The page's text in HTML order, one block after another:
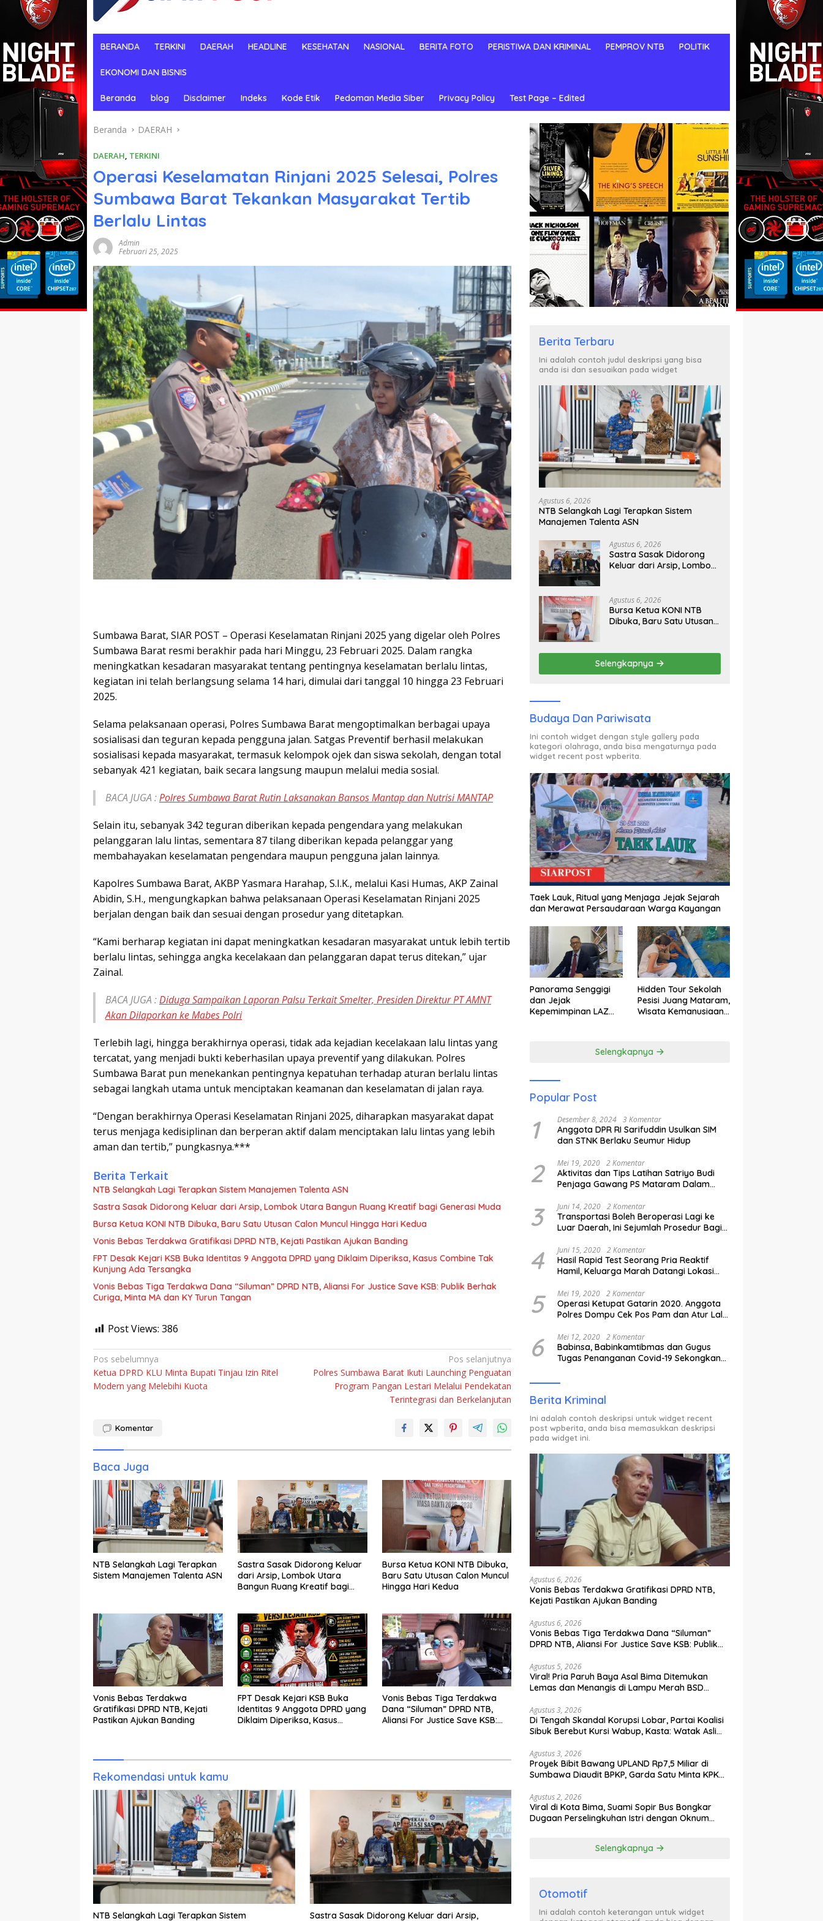
BERANDA TERKINI DAERAH HEADLINE KESEHATAN NASIONAL BERITA FOTO PERISTIWA DAN KRIMINAL PEMPROV NTB POLITIK
EKONOMI DAN BISNIS
Beranda blog Disclaimer Indeks Kode Etik Pedoman Media Siber Privacy Policy Test Page – Edited
Beranda DAERAH
DAERAH, TERKINI
Operasi Keselamatan Rinjani 2025 Selesai, Polres
Sumbawa Barat Tekankan Masyarakat Tertib
Berlalu Lintas
Admin
Februari 25, 2025
Sumbawa Barat, SIAR POST – Operasi Keselamatan Rinjani 2025 yang digelar oleh Polres
Sumbawa Barat resmi berakhir pada hari Minggu, 23 Februari 2025. Dalam rangka
meningkatkan kesadaran masyarakat tentang pentingnya keselamatan berlalu lintas,
kegiatan ini telah berlangsung selama 14 hari, dimulai dari tanggal 10 hingga 23 Februari
2025.
Selama pelaksanaan operasi, Polres Sumbawa Barat mengoptimalkan berbagai upaya
sosialisasi dan teguran kepada pengguna jalan. Satgas Preventif berhasil melakukan
sosialisasi kepada masyarakat, termasuk kelompok ojek dan siswa sekolah, dengan total
sebanyak 421 kegiatan, baik secara langsung maupun melalui media sosial.
BACA JUGA :Polres Sumbawa Barat Rutin Laksanakan Bansos Mantap dan Nutrisi MANTAP
Selain itu, sebanyak 342 teguran diberikan kepada pengendara yang melakukan
pelanggaran lalu lintas, sementara 87 tilang diberikan kepada pelanggar yang
membahayakan keselamatan pengendara maupun pengguna jalan lainnya.
Kapolres Sumbawa Barat, AKBP Yasmara Harahap, S.I.K., melalui Kasi Humas, AKP Zainal
Abidin, S.H., mengungkapkan bahwa pelaksanaan Operasi Keselamatan Rinjani 2025
berjalan dengan baik dan sesuai dengan prosedur yang ditetapkan.
“Kami berharap kegiatan ini dapat meningkatkan kesadaran masyarakat untuk lebih tertib
berlalu lintas, sehingga angka kecelakaan dan pelanggaran dapat terus ditekan,” ujar
Zainal.
BACA JUGA :Diduga Sampaikan Laporan Palsu Terkait Smelter, Presiden Direktur PT AMNT
Akan Dilaporkan ke Mabes Polri
Terlebih lagi, hingga berakhirnya operasi, tidak ada kejadian kecelakaan lalu lintas yang
tercatat, yang menjadi bukti keberhasilan upaya preventif yang dilakukan. Polres
Sumbawa Barat pun menekankan pentingnya kepatuhan terhadap aturan berlalu lintas
sebagai langkah utama untuk menciptakan keamanan dan keselamatan di jalan raya.
“Dengan berakhirnya Operasi Keselamatan Rinjani 2025, diharapkan masyarakat dapat
terus menjaga kedisiplinan dan berperan aktif dalam menciptakan lalu lintas yang lebih
aman dan tertib,” pungkasnya.***
Berita Terkait
NTB Selangkah Lagi Terapkan Sistem Manajemen Talenta ASN
Sastra Sasak Didorong Keluar dari Arsip, Lombok Utara Bangun Ruang Kreatif bagi Generasi Muda
Bursa Ketua KONI NTB Dibuka, Baru Satu Utusan Calon Muncul Hingga Hari Kedua
Vonis Bebas Terdakwa Gratifikasi DPRD NTB, Kejati Pastikan Ajukan Banding
FPT Desak Kejari KSB Buka Identitas 9 Anggota DPRD yang Diklaim Diperiksa, Kasus Combine Tak
Kunjung Ada Tersangka
Vonis Bebas Tiga Terdakwa Dana “Siluman” DPRD NTB, Aliansi For Justice Save KSB: Publik Berhak
Curiga, Minta MA dan KY Turun Tangan
Post Views: 386
Navigasi
pos
Pos sebelumnya
Ketua DPRD KLU Minta Bupati Tinjau Izin Ritel
Modern yang Melebihi Kuota
Pos selanjutnya
Polres Sumbawa Barat Ikuti Launching Penguatan
Program Pangan Lestari Melalui Pendekatan
Terintegrasi dan Berkelanjutan
Komentar
Baca Juga
NTB Selangkah Lagi Terapkan
Sistem Manajemen Talenta ASN
Sastra Sasak Didorong Keluar
dari Arsip, Lombok Utara
Bangun Ruang Kreatif bagi
Bursa Ketua KONI NTB Dibuka,
Baru Satu Utusan Calon Muncul
Hingga Hari Kedua
Vonis Bebas Terdakwa
Gratifikasi DPRD NTB, Kejati
Pastikan Ajukan Banding
FPT Desak Kejari KSB Buka
Identitas 9 Anggota DPRD yang
Diklaim Diperiksa, Kasus
Vonis Bebas Tiga Terdakwa
Dana “Siluman” DPRD NTB,
Aliansi For Justice Save KSB:
Rekomendasi untuk kamu
NTB Selangkah Lagi Terapkan Sistem
Sastra Sasak Didorong Keluar dari Arsip,
Berita Terbaru
Ini adalah contoh judul deskripsi yang bisa
anda isi dan sesuaikan pada widget
Agustus 6, 2026
NTB Selangkah Lagi Terapkan Sistem
Manajemen Talenta ASN
Agustus 6, 2026
Sastra Sasak Didorong
Keluar dari Arsip, Lombok
Muda
Agustus 6, 2026
Bursa Ketua KONI NTB
Dibuka, Baru Satu Utusan
Selengkapnya
Budaya Dan Pariwisata
Ini contoh widget dengan style gallery pada
kategori olahraga, anda bisa mengaturnya pada
widget recent post wpberita.
Taek Lauk, Ritual yang Menjaga Jejak Sejarah
dan Merawat Persaudaraan Warga Kayangan
Panorama Senggigi
dan Jejak
Kepemimpinan LAZ
Hidden Tour Sekolah
Pesisi Juang Mataram,
Wisata Kemanusiaan
Selengkapnya
Popular Post
1 Desember 8, 2024 3 Komentar
Anggota DPR RI Sarifuddin Usulkan SIM
dan STNK Berlaku Seumur Hidup
2 Mei 19, 2020 2 Komentar
Aktivitas dan Tips Latihan Satriyo Budi
Penjaga Gawang PS Mataram Dalam
3 Juni 14, 2020 2 Komentar
Transportasi Boleh Beroperasi Lagi ke
Luar Daerah, Ini Sejumlah Prosedur Bagi
4 Juni 15, 2020 2 Komentar
Hasil Rapid Test Seorang Pria Reaktif
Hamil, Keluarga Marah Datangi Lokasi
5 Mei 19, 2020 2 Komentar
Operasi Ketupat Gatarin 2020. Anggota
Polres Dompu Cek Pos Pam dan Atur Lalu
6 Mei 12, 2020 2 Komentar
Babinsa, Babinkamtibmas dan Gugus
Tugas Penanganan Covid-19 Sekongkang
ODP.
Berita Kriminal
Ini adalah contoh deskripsi untuk widget recent
post wpberita, anda bisa memasukkan deskripsi
pada widget ini.
Agustus 6, 2026
Vonis Bebas Terdakwa Gratifikasi DPRD NTB,
Kejati Pastikan Ajukan Banding
Agustus 6, 2026
Vonis Bebas Tiga Terdakwa Dana “Siluman”
DPRD NTB, Aliansi For Justice Save KSB: Publik
Agustus 5, 2026
Viral! Pria Paruh Baya Asal Bima Ditemukan
Lemas dan Menangis di Lampu Merah BSD
Agustus 3, 2026
Di Tengah Skandal Korupsi Lobar, Partai Koalisi
Sibuk Berebut Kursi Wabup, Kasta: Watak Asli
Agustus 3, 2026
Proyek Bibit Bawang UPLAND Rp7,5 Miliar di
Sumbawa Diaudit BPKP, Garda Satu Minta KPK
Agustus 2, 2026
Viral di Kota Bima, Suami Sopir Bus Bongkar
Dugaan Perselingkuhan Istri dengan Oknum
Selengkapnya
Otomotif
Ini adalah contoh keterangan untuk widget